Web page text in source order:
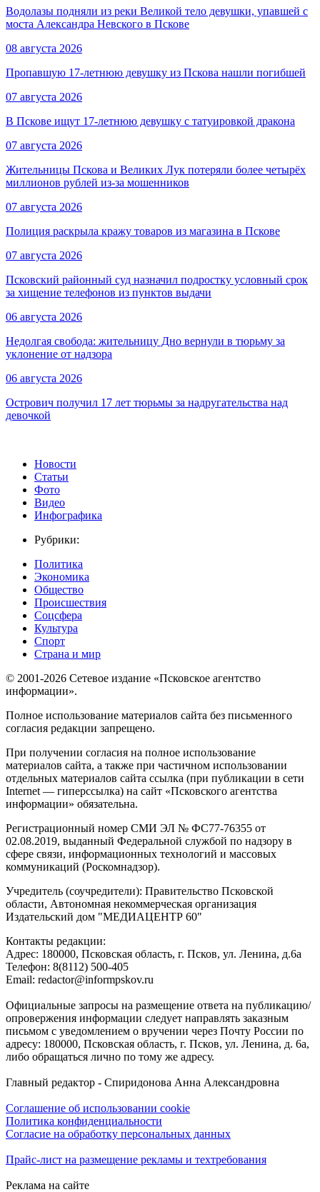
Водолазы подняли из реки Великой тело девушки, упавшей с
моста Александра Невского в Пскове
08 августа 2026
Пропавшую 17-летнюю девушку из Пскова нашли погибшей
07 августа 2026
В Пскове ищут 17‑летнюю девушку с татуировкой дракона
07 августа 2026
Жительницы Пскова и Великих Лук потеряли более четырёх
миллионов рублей из-за мошенников
07 августа 2026
Полиция раскрыла кражу товаров из магазина в Пскове
07 августа 2026
Псковский районный суд назначил подростку условный срок
за хищение телефонов из пунктов выдачи
06 августа 2026
Недолгая свобода: жительницу Дно вернули в тюрьму за
уклонение от надзора
06 августа 2026
Острович получил 17 лет тюрьмы за надругательства над
девочкой
Новости
Статьи
Фото
Видео
Инфографика
Рубрики:
Политика
Экономика
Общество
Происшествия
Соцсфера
Культура
Спорт
Страна и мир
© 2001-2026 Сетевое издание «Псковское агентство
информации».
Полное использование материалов сайта без письменного
согласия редакции запрещено.
При получении согласия на полное использование
материалов сайта, а также при частичном использовании
отдельных материалов сайта ссылка (при публикации в сети
Internet — гиперссылка) на сайт «Псковского агентства
информации» обязательна.
Регистрационный номер СМИ ЭЛ № ФС77-76355 от
02.08.2019, выданный Федеральной службой по надзору в
сфере связи, информационных технологий и массовых
коммуникаций (Роскомнадзор).
Учредитель (соучредители): Правительство Псковской
области, Автономная некоммерческая организация
Издательский дом "МЕДИАЦЕНТР 60"
Контакты редакции:
Адреc: 180000, Псковская область, г. Псков, ул. Ленина, д.6а
Телефон: 8(8112) 500-405
Email: redactor@informpskov.ru
Официальные запросы на размещение ответа на публикацию/
опровержения информации следует направлять заказным
письмом с уведомлением о вручении через Почту России по
адресу: 180000, Псковская область, г. Псков, ул. Ленина, д. 6а,
либо обращаться лично по тому же адресу.
Главный редактор - Спиридонова Анна Александровна
Соглашение об использовании cookie
Политика конфиденциальности
Согласие на обработку персональных данных
Прайс-лист на размещение рекламы и техтребования
Реклама на сайте